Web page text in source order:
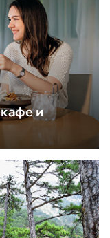
кафе и